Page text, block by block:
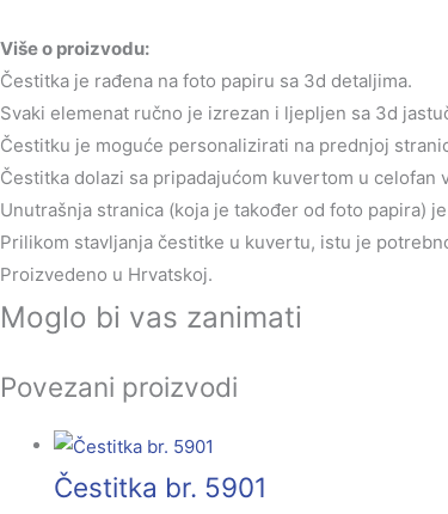
Više o proizvodu:
Čestitka je rađena na foto papiru sa 3d detaljima.
Svaki elemenat ručno je izrezan i ljepljen sa 3d
Čestitku je moguće personalizirati na prednjoj
Čestitka dolazi sa pripadajućom kuvertom u celofan
Unutrašnja stranica (koja je također od foto papira)
Prilikom stavljanja čestitke u kuvertu, istu je
Proizvedeno u Hrvatskoj.
Moglo bi vas zanimati
Povezani proizvodi
Čestitka br. 5901